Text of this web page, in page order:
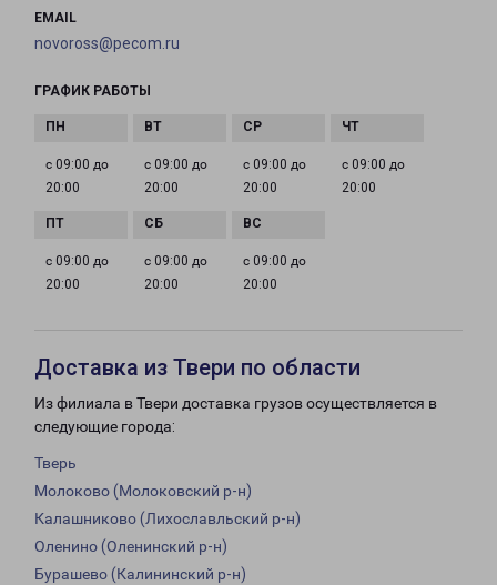
EMAIL
novoross@pecom.ru
ГРАФИК РАБОТЫ
с 09:00 до
20:00
с 09:00 до
20:00
с 09:00 до
20:00
с 09:00 до
20:00
с 09:00 до
20:00
с 09:00 до
20:00
с 09:00 до
20:00
Доставка из Твери по области
Из филиала в Твери доставка грузов осуществляется в
следующие города:
Тверь
Молоково (Молоковский р-н)
Калашниково (Лихославльский р-н)
Оленино (Оленинский р-н)
Бурашево (Калининский р-н)